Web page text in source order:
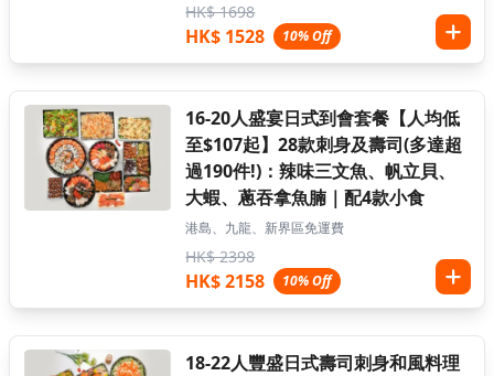
HK$ 1698
HK$ 1528 10% Off
16-20人盛宴日式到會套餐【人均低
至$107起】28款刺身及壽司(多達超
過190件!)：辣味三文魚、帆立貝、
大蝦、蔥吞拿魚腩｜配4款小食
港島、九龍、新界區免運費
HK$ 2398
HK$ 2158 10% Off
18-22人豐盛日式壽司刺身和風料理